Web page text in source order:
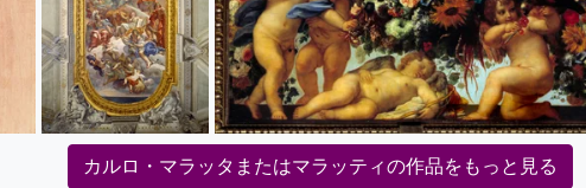
カルロ・マラッタまたはマラッティの作品をもっと見る